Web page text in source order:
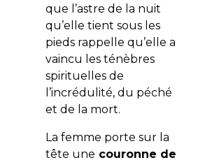
que l’astre de la nuit
qu’elle tient sous les
pieds rappelle qu’elle a
vaincu les ténèbres
spirituelles de
l’incrédulité, du péché
et de la mort.
La femme porte sur la
tête une couronne de